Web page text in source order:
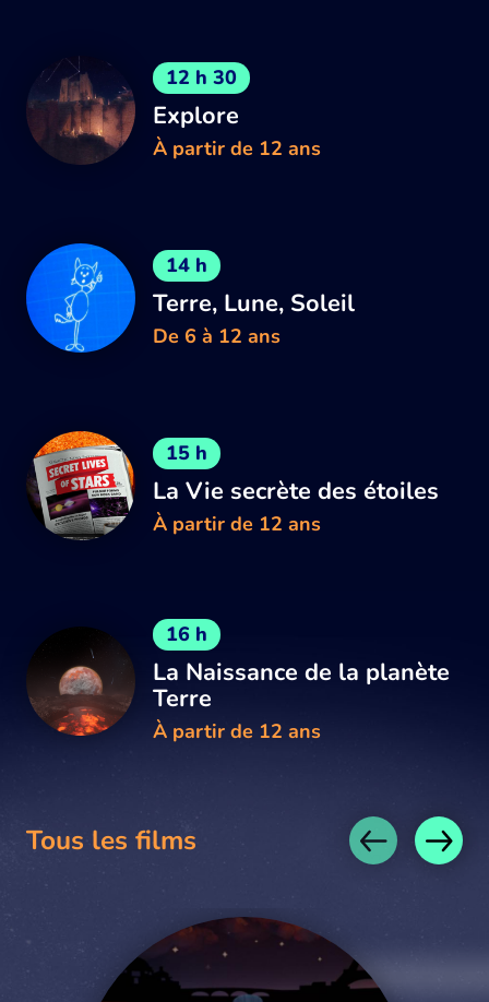
12 h 30
Explore
À partir de 12 ans
14 h
Terre, Lune, Soleil
De 6 à 12 ans
15 h
La Vie secrète des étoiles
À partir de 12 ans
16 h
La Naissance de la planète
Terre
À partir de 12 ans
Tous les films